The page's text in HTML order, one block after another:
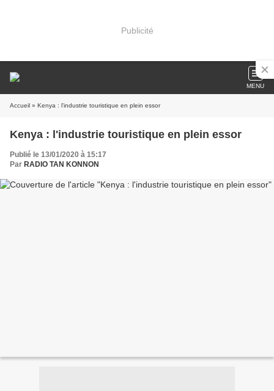
Publicité
MENU
Accueil » Kenya : l'industrie touristique en plein essor
Kenya : l'industrie touristique en plein essor
Publié le 13/01/2020 à 15:17
Par RADIO TAN KONNON